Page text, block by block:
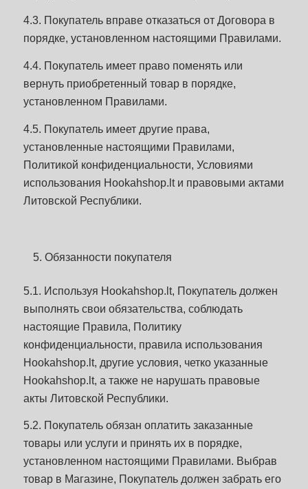
4.3. Покупатель вправе отказаться от Договора в
порядке, установленном настоящими Правилами.
4.4. Покупатель имеет право поменять или
вернуть приобретенный товар в порядке,
установленном Правилами.
4.5. Покупатель имеет другие права,
установленные настоящими Правилами,
Политикой конфиденциальности, Условиями
использования Hookahshop.lt и правовыми актами
Литовской Республики.
Обязанности покупателя
5.1. Используя Hookahshop.lt, Покупатель должен
выполнять свои обязательства, соблюдать
настоящие Правила, Политику
конфиденциальности, правила использования
Hookahshop.lt, другие условия, четко указанные
Hookahshop.lt, а также не нарушать правовые
акты Литовской Республики.
5.2. Покупатель обязан оплатить заказанные
товары или услуги и принять их в порядке,
установленном настоящими Правилами. Выбрав
товар в Магазине, Покупатель должен забрать его